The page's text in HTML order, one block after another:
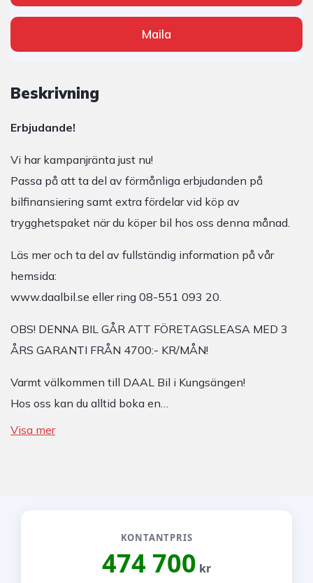
Maila
Beskrivning
Erbjudande!
Vi har kampanjränta just nu!
Passa på att ta del av förmånliga erbjudanden på
bilfinansiering samt extra fördelar vid köp av
trygghetspaket när du köper bil hos oss denna månad.
Läs mer och ta del av fullständig information på vår
hemsida:
www.daalbil.se eller ring 08-551 093 20.
OBS! DENNA BIL GÅR ATT FÖRETAGSLEASA MED 3
ÅRS GARANTI FRÅN 4700:- KR/MÅN!
Varmt välkommen till DAAL Bil i Kungsängen!
Hos oss kan du alltid boka en…
Visa mer
KONTANTPRIS
474 700 kr